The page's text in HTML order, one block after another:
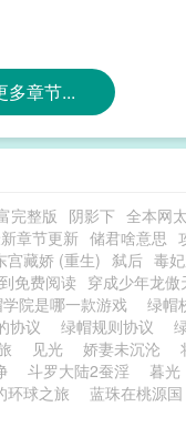
多章节...
完整版 阴影下 全本网
章节更新 储君啥意思
宫藏娇 (重生) 弑后 毒
免费阅读 穿成少年龙
院是哪一款游戏 绿帽
协议 绿帽规则协议
见光 娇妻未沉沦
斗罗大陆2蚕淫 暮光
环球之旅 蓝珠在桃源国